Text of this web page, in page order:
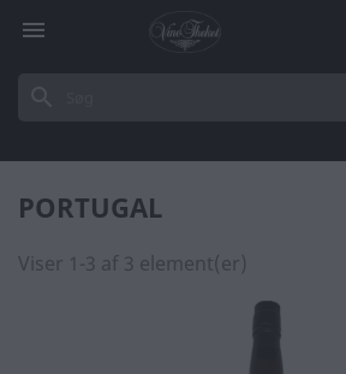

PORTUGAL
Viser 1-3 af 3 element(er)